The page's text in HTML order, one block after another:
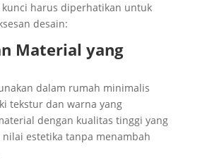
harus diperhatikan untuk
desain:
Material yang
dalam rumah minimalis
tekstur dan warna yang
dengan kualitas tinggi yang
estetika tanpa menambah